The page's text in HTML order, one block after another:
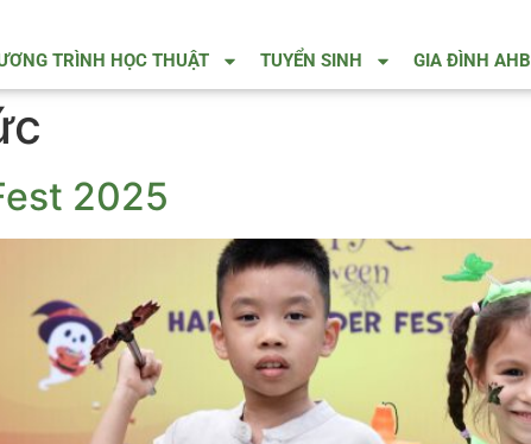
TRÌNH HỌC THUẬT TUYỂN SINH GIA ĐÌNH AHB
2025